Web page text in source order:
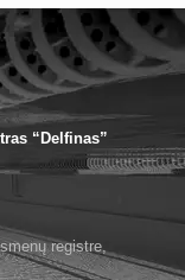
“Delfinas”
registre,